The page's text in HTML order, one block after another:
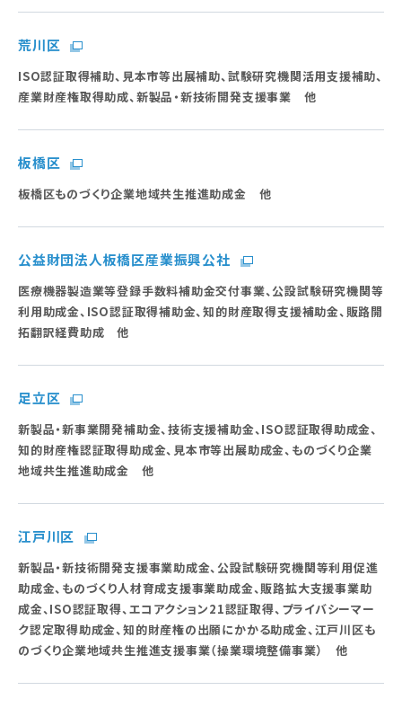
荒川区
ISO認証取得補助、見本市等出展補助、試験研究機関活用支援補助、
産業財産権取得助成、新製品・新技術開発支援事業 他
板橋区
板橋区ものづくり企業地域共生推進助成金 他
公益財団法人板橋区産業振興公社
医療機器製造業等登録手数料補助金交付事業、公設試験研究機関等
利用助成金、ISO認証取得補助金、知的財産取得支援補助金、販路開
拓翻訳経費助成 他
足立区
新製品・新事業開発補助金、技術支援補助金、ISO認証取得助成金、
知的財産権認証取得助成金、見本市等出展助成金、ものづくり企業
地域共生推進助成金 他
江戸川区
新製品・新技術開発支援事業助成金、公設試験研究機関等利用促進
助成金、ものづくり人材育成支援事業助成金、販路拡大支援事業助
成金、ISO認証取得、エコアクション21認証取得、プライバシーマー
ク認定取得助成金、知的財産権の出願にかかる助成金、江戸川区も
のづくり企業地域共生推進支援事業（操業環境整備事業） 他